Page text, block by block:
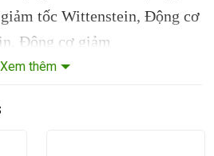
tốc Wittenstein, Động cơ
Động cơ giảm
số hành tinh Wittenstein, Hộp
giảm tốc Wittenstein, bánh
Xem thêm